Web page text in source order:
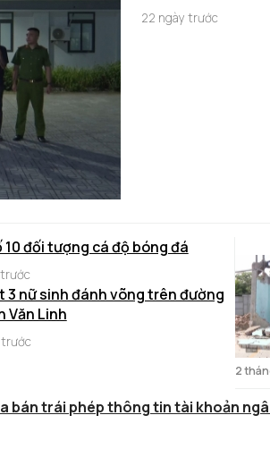
22 ngày trước
10 đối tượng cá độ bóng đá
3 nữ sinh đánh võng trên đường
Văn Linh
2
bán trái phép thông tin tài khoản